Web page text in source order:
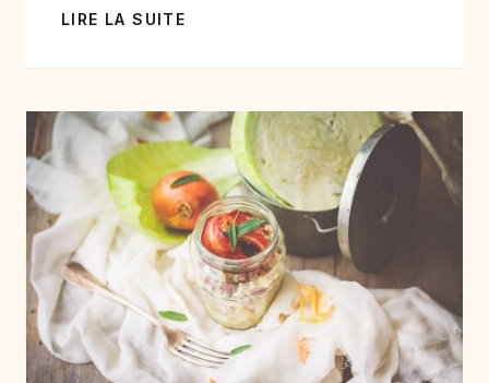
LIRE LA SUITE